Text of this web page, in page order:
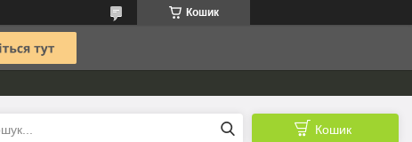
Кошик
Кошик